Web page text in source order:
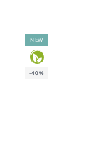
NEW
-40%